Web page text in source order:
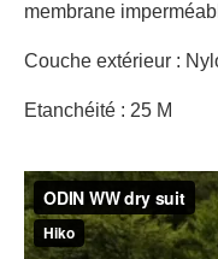
membrane
Couche extérieur :
Etanchéité : 25 M